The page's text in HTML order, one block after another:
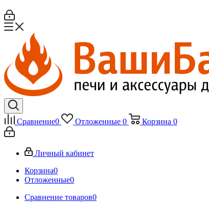
Сравнение0 Отложенные 0 Корзина 0
Личный кабинет
Корзина0
Отложенные0
Сравнение товаров0